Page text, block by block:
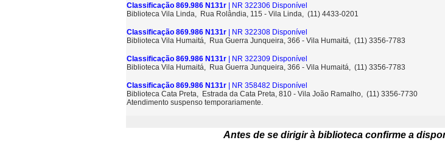
Classificação 869.986 N131r | NR 322306 Disponível
Biblioteca Vila Linda, Rua Rolândia, 115 - Vila Linda, (11) 4433-0201
Classificação 869.986 N131r | NR 322308 Disponível
Biblioteca Vila Humaitá, Rua Guerra Junqueira, 366 - Vila Humaitá, (11) 3356-7783
Classificação 869.986 N131r | NR 322309 Disponível
Biblioteca Vila Humaitá, Rua Guerra Junqueira, 366 - Vila Humaitá, (11) 3356-7783
Classificação 869.986 N131r | NR 358482 Disponível
Biblioteca Cata Preta, Estrada da Cata Preta, 810 - Vila João Ramalho, (11) 3356-7730
Atendimento suspenso temporariamente.
Antes de se dirigir à biblioteca confirme a